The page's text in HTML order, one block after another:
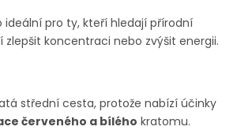
ideální pro ty, kteří hledají přírodní
koncentraci nebo zvýšit energii.
střední cesta, protože nabízí účinky
červeného a bílého kratomu.